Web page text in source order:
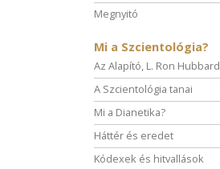
Megnyitó
Mi a Szcientológia?
Az Alapító, L. Ron Hubbard
A Szcientológia tanai
Mi a Dianetika?
Háttér és eredet
Kódexek és hitvallások